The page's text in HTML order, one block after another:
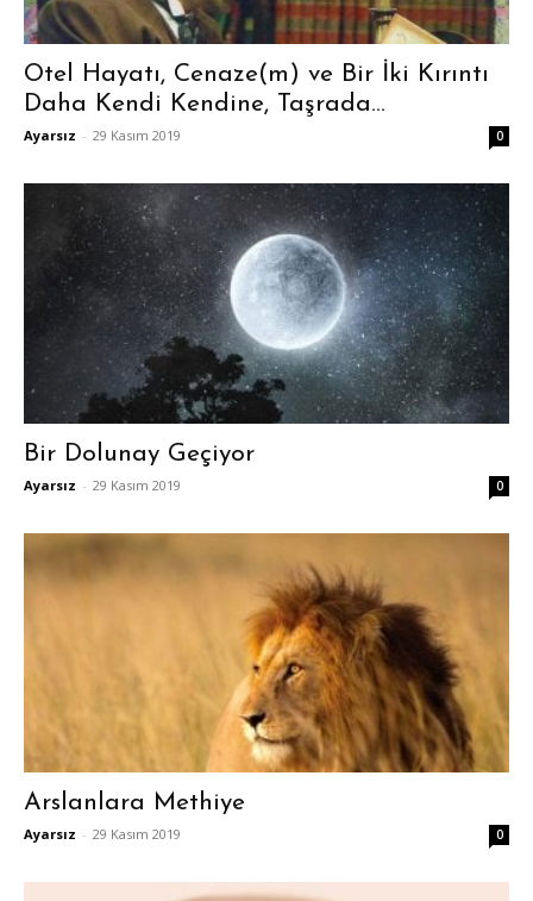
Otel Hayatı, Cenaze(m) ve Bir İki Kırıntı
Daha Kendi Kendine, Taşrada...
Ayarsız - 29 Kasım 2019 0
Bir Dolunay Geçiyor
Ayarsız - 29 Kasım 2019 0
Arslanlara Methiye
Ayarsız - 29 Kasım 2019 0